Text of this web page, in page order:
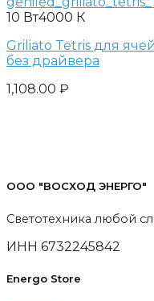
10 Вт4000 К
Griliato Tetris для
без драйвера
1,108.00 ₽
ООО "ВОСХОД ЭНЕРГО"
Светотехника любой
ИНН 6732245842
Energo Store